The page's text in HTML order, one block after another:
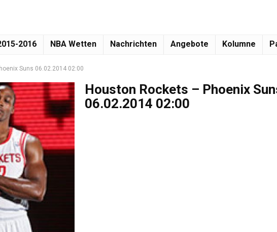
2016 NBA Wetten Nachrichten Angebote Kolumne
Suns 06.02.2014 02:00
Houston Rockets – Phoenix
06.02.2014 02:00